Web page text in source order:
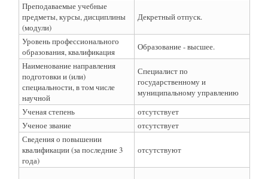
Преподаваемые учебные
предметы, курсы, дисциплины
(модули)
Декретный отпуск.
Уровень профессионального
образования, квалификация
Образование - высшее.
Наименование направления
подготовки и (или)
специальности, в том числе
научной
Специалист по
государственному и
муниципальному управлению
Ученая степень
отсутствует
Ученое звание
отсутствует
Сведения о повышении
квалификации (за последние 3
года)
отсутствуют